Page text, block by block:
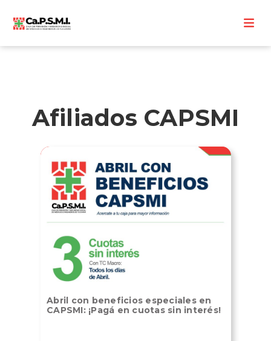
Afiliados CAPSMI
Abril con beneficios especiales en
CAPSMI: ¡Pagá en cuotas sin interés!